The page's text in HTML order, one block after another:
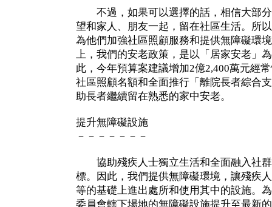
不過，如果可以選擇的話，相信大部分
望和家人、朋友一起，留在社區生活。所
為他們加強社區照顧服務和提供無障礙環
上，我們的安老政策，是以「居家安老」
此，今年預算案建議增加2億2,400萬元經
社區照顧名額和全面推行「離院長者綜合
助長者繼續留在熟悉的家中安老。
提升無障礙設施
－－－－－－－
協助殘疾人士獨立生活和全面融入社群
標。因此，我們提供無障礙環境，讓殘疾
等的基礎上進出處所和使用其中的設施。
委員會轄下場地的無障礙設施提升至最新